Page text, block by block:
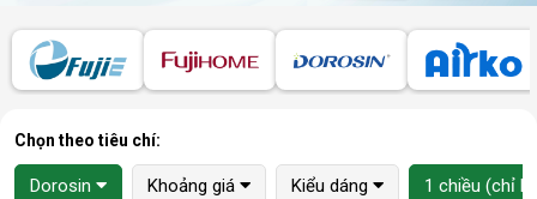
Chọn theo tiêu chí:
Dorosin Khoảng giá Kiểu dáng 1 chiều (chỉ